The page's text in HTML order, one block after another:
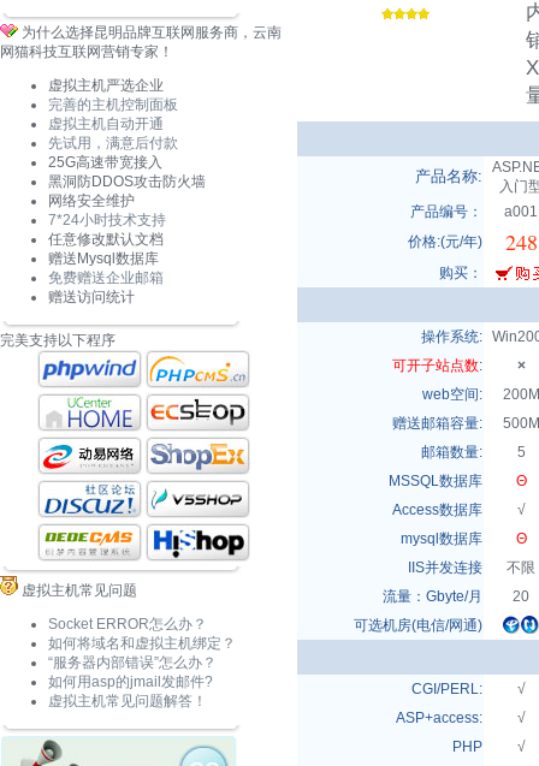
为什么选择昆明品牌互联网服务商，云南
网猫科技互联网营销专家！
虚拟主机严选企业
完善的主机控制面板
虚拟主机自动开通
先试用，满意后付款
25G高速带宽接入
黑洞防DDOS攻击防火墙
网络安全维护
7*24小时技术支持
任意修改默认文档
赠送Mysql数据库
免费赠送企业邮箱
赠送访问统计
完美支持以下程序
虚拟主机常见问题
Socket ERROR怎么办？
如何将域名和虚拟主机绑定？
“服务器内部错误”怎么办？
如何用asp的jmail发邮件?
虚拟主机常见问题解答！
产品名称:
入门
产品编号：
a001
价格:(元/年)
248
购买：
操作系统:
可开子站点数:
×
web空间:
200M
赠送邮箱容量:
500M
邮箱数量:
5
MSSQL数据库
Θ
Access数据库
√
mysql数据库
Θ
IIS并发连接
不限
流量：Gbyte/月
20
可选机房(电信/网通)
CGI/PERL:
√
ASP+access:
√
PHP
√